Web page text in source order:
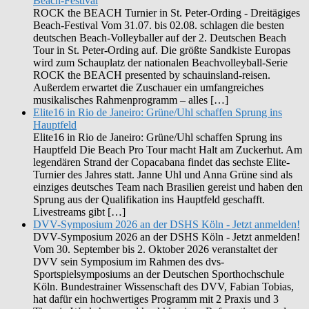
ROCK the BEACH Turnier in St. Peter-Ording - Dreitägiges
Beach-Festival Vom 31.07. bis 02.08. schlagen die besten
deutschen Beach-Volleyballer auf der 2. Deutschen Beach
Tour in St. Peter-Ording auf. Die größte Sandkiste Europas
wird zum Schauplatz der nationalen Beachvolleyball-Serie
ROCK the BEACH presented by schauinsland-reisen.
Außerdem erwartet die Zuschauer ein umfangreiches
musikalisches Rahmenprogramm – alles […]
Elite16 in Rio de Janeiro: Grüne/Uhl schaffen Sprung ins
Hauptfeld
Elite16 in Rio de Janeiro: Grüne/Uhl schaffen Sprung ins
Hauptfeld Die Beach Pro Tour macht Halt am Zuckerhut. Am
legendären Strand der Copacabana findet das sechste Elite-
Turnier des Jahres statt. Janne Uhl und Anna Grüne sind als
einziges deutsches Team nach Brasilien gereist und haben den
Sprung aus der Qualifikation ins Hauptfeld geschafft.
Livestreams gibt […]
DVV-Symposium 2026 an der DSHS Köln - Jetzt anmelden!
DVV-Symposium 2026 an der DSHS Köln - Jetzt anmelden!
Vom 30. September bis 2. Oktober 2026 veranstaltet der
DVV sein Symposium im Rahmen des dvs-
Sportspielsymposiums an der Deutschen Sporthochschule
Köln. Bundestrainer Wissenschaft des DVV, Fabian Tobias,
hat dafür ein hochwertiges Programm mit 2 Praxis und 3